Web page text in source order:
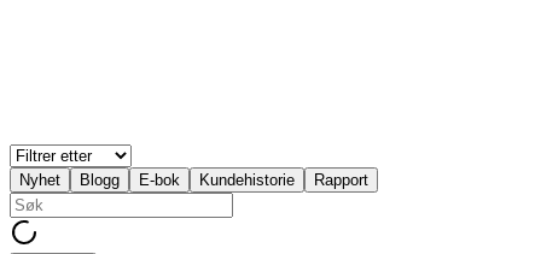
Nyhet Blogg E-bok Kundehistorie Rapport